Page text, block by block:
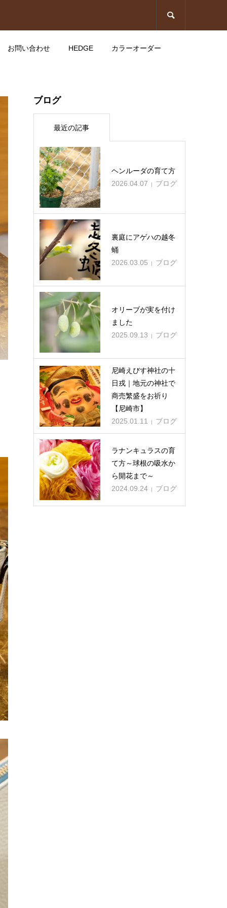

お問い合わせ HEDGE カラーオーダー
リュックLサイズ（立体ポケ
ット無し）
2025.05.21
メンズトートMサイズ（持ち
手土台変更、ハンドル伸ば
し）
2025.05.23
ブログ
最近の記事
ヘンルーダの育て方
2026.04.07
ブログ
裏庭にアゲハの越冬
蛹
2026.03.05
ブログ
オリーブが実を付け
ました
2025.09.13
ブログ
尼崎えびす神社の十
日戎｜地元の神社で
商売繁盛をお祈り
【尼崎市】
2025.01.11
ブログ
ラナンキュラスの育
て方～球根の吸水か
ら開花まで～
2024.09.24
ブログ